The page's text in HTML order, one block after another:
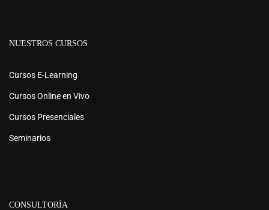
NUESTROS CURSOS
Cursos E-Learning
Cursos Online en Vivo
Cursos Presenciales
Seminarios
CONSULTORÍA